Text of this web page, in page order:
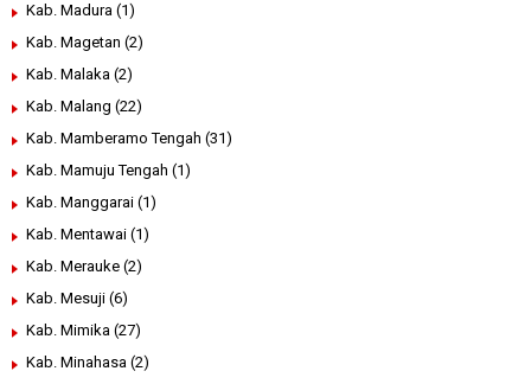
Kab. Madura (1)
Kab. Magetan (2)
Kab. Malaka (2)
Kab. Malang (22)
Kab. Mamberamo Tengah (31)
Kab. Mamuju Tengah (1)
Kab. Manggarai (1)
Kab. Mentawai (1)
Kab. Merauke (2)
Kab. Mesuji (6)
Kab. Mimika (27)
Kab. Minahasa (2)